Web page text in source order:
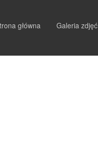
główna Galeria zdjęć